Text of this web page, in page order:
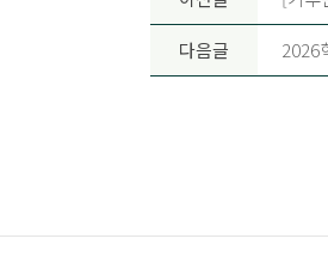
다음글 2026